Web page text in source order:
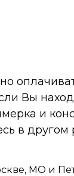
Вы
и
в другом
МО и